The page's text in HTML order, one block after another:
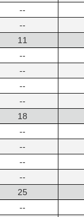
--
--
11
--
--
--
--
18
--
--
--
--
25
--